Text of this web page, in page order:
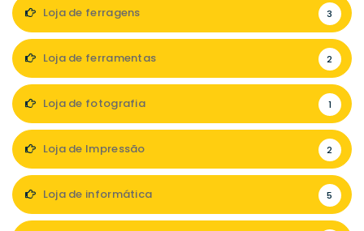
Loja de ferragens 3
Loja de ferramentas 2
Loja de fotografia 1
Loja de Impressão 2
Loja de informática 5